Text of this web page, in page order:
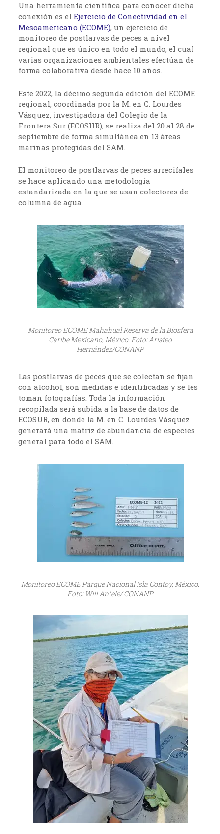
Una herramienta científica para conocer dicha
conexión es elEjercicio de Conectividad en el
Mesoamericano (ECOME), un ejercicio de
monitoreo de postlarvas de peces a nivel
regional que es único en todo el mundo, el cual
varias organizaciones ambientales efectúan de
forma colaborativa desde hace 10 años.
Este 2022, la décimo segunda edición del ECOME
regional, coordinada por la M. en C. Lourdes
Vásquez, investigadora del Colegio de la
Frontera Sur (ECOSUR), se realiza del 20 al 28 de
septiembre de forma simultánea en 13 áreas
marinas protegidas del SAM.
El monitoreo de postlarvas de peces arrecifales
se hace aplicando una metodología
estandarizada en la que se usan colectores de
columna de agua.
Monitoreo ECOME Mahahual Reserva de la Biosfera
Caribe Mexicano, México. Foto: Aristeo
Hernández/CONANP
Las postlarvas de peces que se colectan se fijan
con alcohol, son medidas e identificadas y se les
toman fotografías. Toda la información
recopilada será subida a la base de datos de
ECOSUR, en donde la M. en C. Lourdes Vásquez
generará una matriz de abundancia de especies
general para todo el SAM.
Monitoreo ECOME Parque Nacional Isla Contoy, México.
Foto: Will Antele/ CONANP